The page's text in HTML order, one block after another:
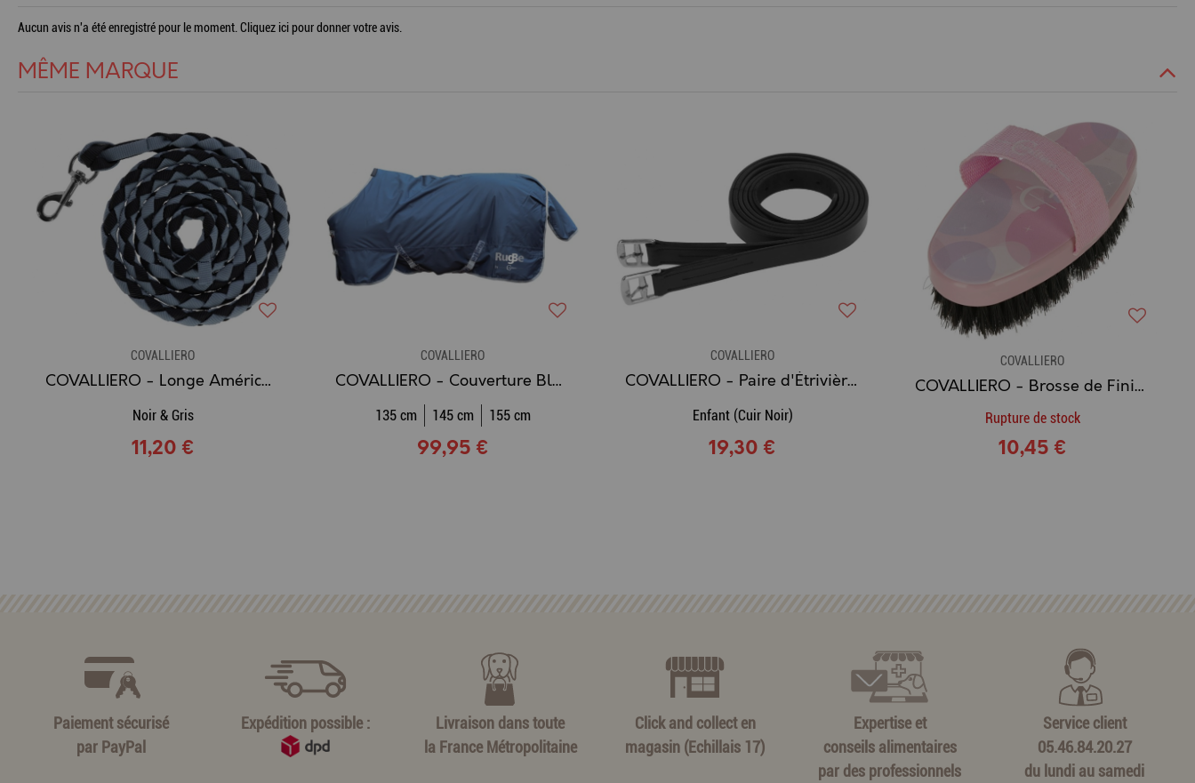
Aucun avis n'a été enregistré pour le moment. Cliquez ici pour donner votre avis.
MÊME MARQUE
COVALLIERO
COVALLIERO - Longe Américaine 2.5m
Noir & Gris
11,20 €
COVALLIERO
COVALLIERO - Couverture Bleu Marine RugBe IceProtect 300
135 cm 145 cm 155 cm
99,95 €
COVALLIERO
COVALLIERO - Paire d'Étrivières (Enfant) en Cuir
Enfant (Cuir Noir)
19,30 €
COVALLIERO
COVALLIERO - Brosse de Finition LILLI STARLIGHT
Rupture de stock
10,45 €
Paiement sécurisé
par PayPal
Expédition possible :
Livraison dans toute
la France Métropolitaine
Click and collect en
magasin (Echillais 17)
Expertise et
conseils alimentaires
par des professionnels
Service client
05.46.84.20.27
du lundi au samedi